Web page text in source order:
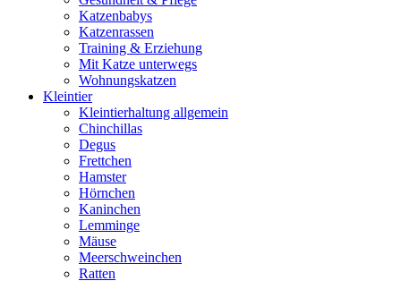
Katzenbabys
Katzenrassen
Training & Erziehung
Mit Katze unterwegs
Wohnungskatzen
Kleintier
Kleintierhaltung allgemein
Chinchillas
Degus
Frettchen
Hamster
Hörnchen
Kaninchen
Lemminge
Mäuse
Meerschweinchen
Ratten